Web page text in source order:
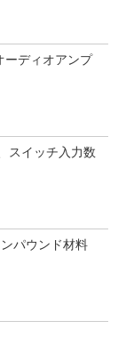
ーディオアンプ
スイッチ入力数
パウンド材料